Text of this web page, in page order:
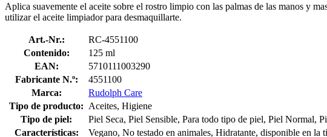
Aplica suavemente el aceite sobre el rostro limpio con las palmas de las manos y
utilizar el aceite limpiador para desmaquillarte.
Art.-Nr.:
RC-4551100
Contenido:
125 ml
EAN:
5710111003290
Fabricante N.º:
4551100
Marca:
Rudolph Care
Tipo de producto: Aceites, Higiene
Tipo de piel:
Piel Seca, Piel Sensible, Para todo tipo de piel, Piel Normal,
Características:
Vegano, No testado en animales, Hidratante, disponible en la